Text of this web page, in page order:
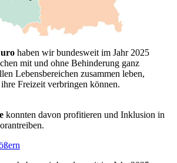
haben wir bundesweit im Jahr 2025
mit und ohne Behinderung ganz
Lebensbereichen zusammen leben,
Freizeit verbringen können.
konnten davon profitieren und Inklusion in